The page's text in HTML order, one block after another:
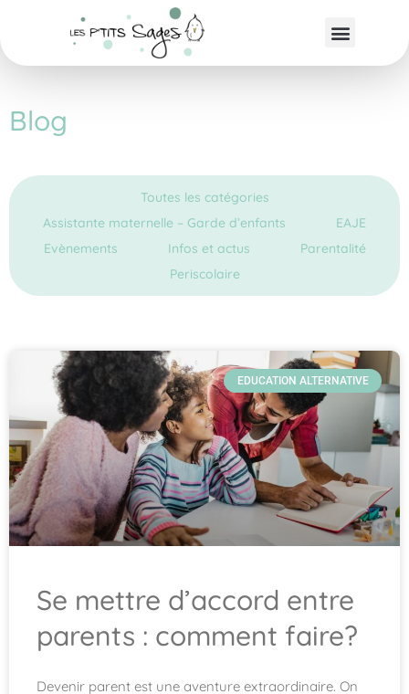
Blog
Toutes les catégories
Assistante maternelle – Garde d’enfants
EAJE
Evènements
Infos et actus
Parentalité
Periscolaire
EDUCATION ALTERNATIVE
Se mettre d’accord entre
parents : comment faire?
Devenir parent est une aventure extraordinaire. On